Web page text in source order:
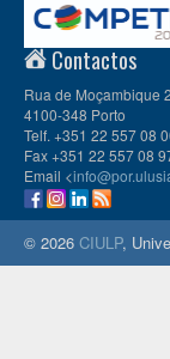
Contactos
Rua de Moçambique
4100-348 Porto
Telf. +351 22 557 08
Fax +351 22 557 08
Email <
© 2026 CIULP,